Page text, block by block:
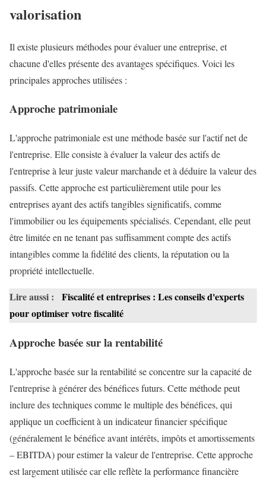
valorisation
Il existe plusieurs méthodes pour évaluer une entreprise, et
chacune d'elles présente des avantages spécifiques. Voici les
principales approches utilisées :
Approche patrimoniale
L'approche patrimoniale est une méthode basée sur l'actif net de
l'entreprise. Elle consiste à évaluer la valeur des actifs de
l'entreprise à leur juste valeur marchande et à déduire la valeur des
passifs. Cette approche est particulièrement utile pour les
entreprises ayant des actifs tangibles significatifs, comme
l'immobilier ou les équipements spécialisés. Cependant, elle peut
être limitée en ne tenant pas suffisamment compte des actifs
intangibles comme la fidélité des clients, la réputation ou la
propriété intellectuelle.
Lire aussi :
Fiscalité et entreprises : Les conseils d'experts
pour optimiser votre fiscalité
Approche basée sur la rentabilité
L'approche basée sur la rentabilité se concentre sur la capacité de
l'entreprise à générer des bénéfices futurs. Cette méthode peut
inclure des techniques comme le multiple des bénéfices, qui
applique un coefficient à un indicateur financier spécifique
(généralement le bénéfice avant intérêts, impôts et amortissements
– EBITDA) pour estimer la valeur de l'entreprise. Cette approche
est largement utilisée car elle reflète la performance financière